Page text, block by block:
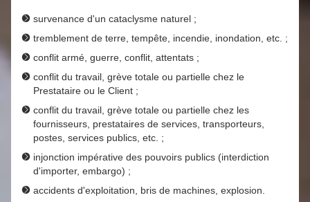
survenance d'un cataclysme naturel ;
tremblement de terre, tempête, incendie, inondation, etc. ;
conflit armé, guerre, conflit, attentats ;
conflit du travail, grève totale ou partielle chez le
Prestataire ou le Client ;
conflit du travail, grève totale ou partielle chez les
fournisseurs, prestataires de services, transporteurs,
postes, services publics, etc. ;
injonction impérative des pouvoirs publics (interdiction
d'importer, embargo) ;
accidents d'exploitation, bris de machines, explosion.